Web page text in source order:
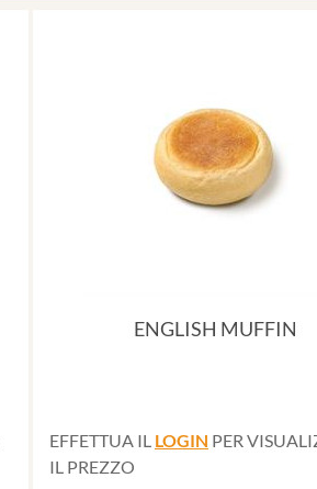
ENGLISH MUFFIN
EFFETTUA IL LOGIN PER
IL PREZZO